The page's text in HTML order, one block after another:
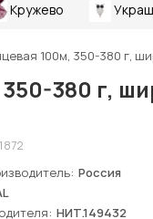
Кружево
100м, 350-380 г,
380 г,
Россия
НИТ.149432